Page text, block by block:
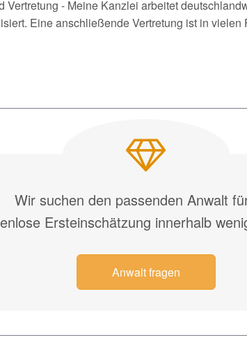
Vertretung - Meine Kanzlei arbeitet
Eine anschließende Vertretung ist in vielen
Wir suchen den passenden Anwalt
Ersteinschätzung innerhalb
Anwalt fragen